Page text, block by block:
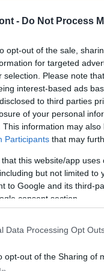
- Do Not Process
opt-out of the sale,
for targeted
selection. Please note
interest-based ads
to third parties
of your personal
This information may
Participants that may
that this website/app
but not limited to
to Google and its third-
consent section.
Data Processing Opt
opt-out of the Sharing of
magyar export
a görögdinnye
átveszi a
Zita, a
és az áruházlánc
- forgalmazásért és
több
tíz
ehhez az
minél több hazai